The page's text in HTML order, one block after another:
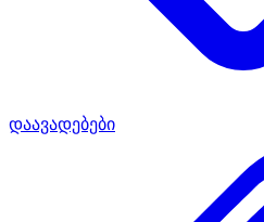
დაავადებები